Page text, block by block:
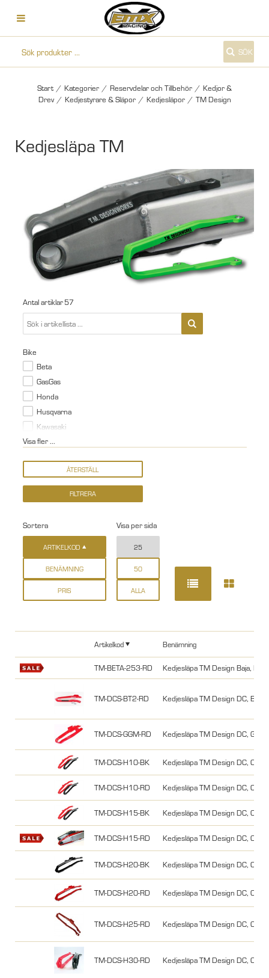
SÖK
Start / Kategorier / Reservdelar och Tillbehör / Kedjor &
Drev / Kedjestyrare & Släpor / Kedjesläpor / TM Design
Kedjesläpa TM
Antal artiklar57
Bike
Beta
GasGas
Honda
Husqvarna
Kawasaki
Visa fler ...
Sortera
ARTIKELKOD
BENÄMNING
PRIS
Visa per sida
25
50
ALLA
Artikelkod Benämning
TM-BETA-253-RD Kedjesläpa TM Design Baja,
TM-DCS-BT2-RD Kedjesläpa TM Design DC,
TM-DCS-GGM-RD Kedjesläpa TM Design DC,
TM-DCS-H10-BK Kedjesläpa TM Design DC,
TM-DCS-H10-RD Kedjesläpa TM Design DC,
TM-DCS-H15-BK Kedjesläpa TM Design DC,
TM-DCS-H15-RD Kedjesläpa TM Design DC,
TM-DCS-H20-BK Kedjesläpa TM Design DC,
TM-DCS-H20-RD Kedjesläpa TM Design DC,
TM-DCS-H25-RD Kedjesläpa TM Design DC,
TM-DCS-H30-RD Kedjesläpa TM Design DC,